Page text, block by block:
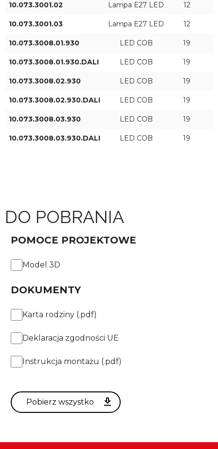
Moc oprawy [W]
Strumień świetlny oprawy
Rodzaj sterowania
10.073.3001.02 Lampa E27 LED 12
10.073.3001.03 Lampa E27 LED 12
10.073.3008.01.930 LED COB 19
10.073.3008.01.930.DALI LED COB 19
10.073.3008.02.930 LED COB 19
10.073.3008.02.930.DALI LED COB 19
10.073.3008.03.930 LED COB 19
10.073.3008.03.930.DALI LED COB 19
DO POBRANIA
POMOCE PROJEKTOWE
Model 3D
DOKUMENTY
Karta rodziny (.pdf)
Deklaracja zgodności UE
Instrukcja montażu (.pdf)